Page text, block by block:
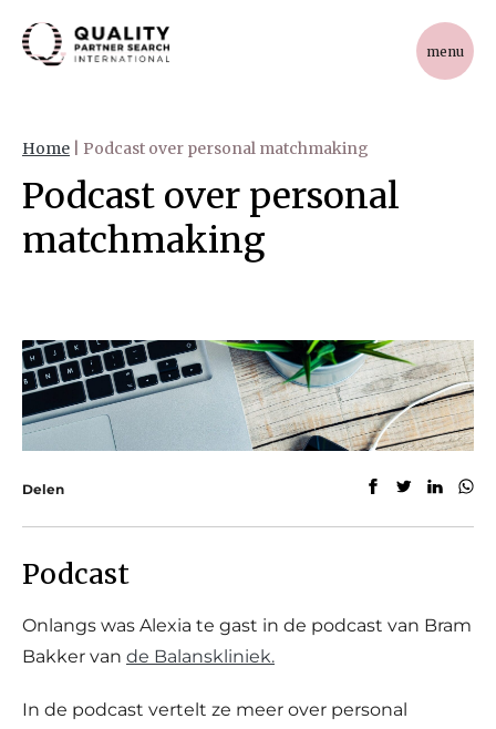
menu
Home Podcast over personal matchmaking
Podcast over personal
matchmaking
Delen
Podcast
Onlangs was Alexia te gast in de podcast van Bram
Bakker van de Balanskliniek.
In de podcast vertelt ze meer over personal